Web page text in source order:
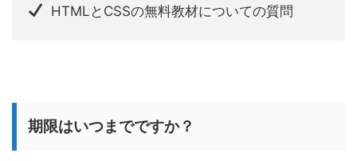
HTMLとCSSの無料教材についての質問
期限はいつまでですか？